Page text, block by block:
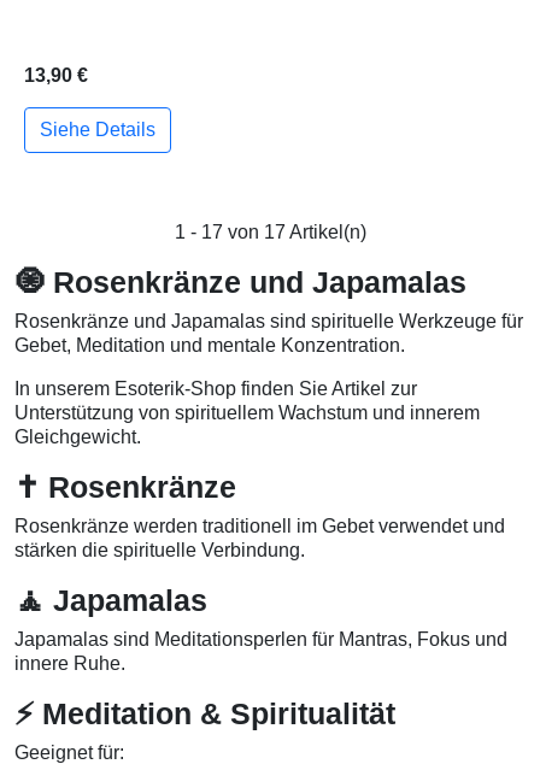
13,90 €
Siehe Details
1 - 17 von 17 Artikel(n)
🧿 Rosenkränze und Japamalas
Rosenkränze und Japamalas sind spirituelle Werkzeuge für
Gebet, Meditation und mentale Konzentration.
In unserem Esoterik-Shop finden Sie Artikel zur
Unterstützung von spirituellem Wachstum und innerem
Gleichgewicht.
✝️ Rosenkränze
Rosenkränze werden traditionell im Gebet verwendet und
stärken die spirituelle Verbindung.
🧘 Japamalas
Japamalas sind Meditationsperlen für Mantras, Fokus und
innere Ruhe.
⚡ Meditation & Spiritualität
Geeignet für: